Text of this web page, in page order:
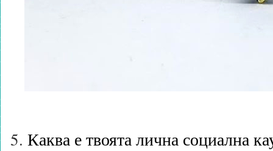
Каква е твоята лична социална